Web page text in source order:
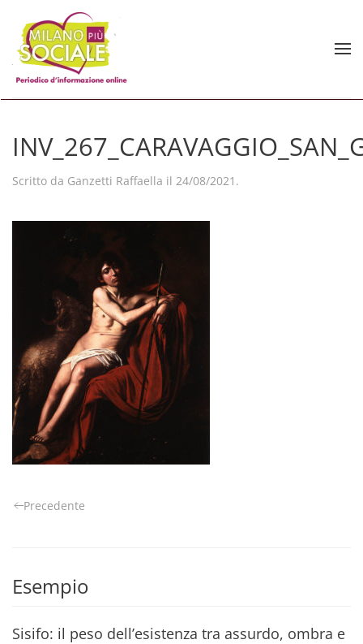
Skip to main content
Scritto da Ganzetti Raffaella il 24/08/2021 .
Precedente
Esempio
Sisifo: il peso dell’esistenza tra assurdo, ombra e